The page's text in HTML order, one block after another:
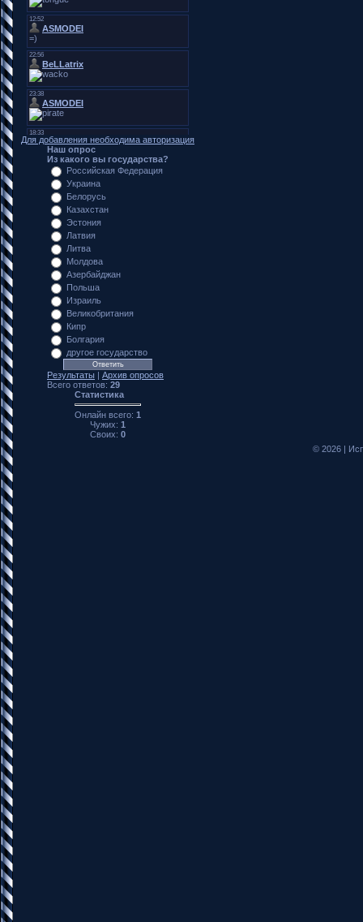
Для добавления необходима авторизация
Наш опрос
Из какого вы государства?
Российская Федерация
Украина
Белорусь
Казахстан
Эстония
Латвия
Литва
Молдова
Азербайджан
Польша
Израиль
Великобритания
Кипр
Болгария
другое государство
Результаты | Архив опросов
Всего ответов: 29
Статистика
Онлайн всего: 1
Чужих: 1
Своих: 0
© 2026|